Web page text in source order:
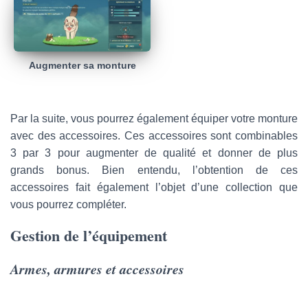
Augmenter sa monture
Par la suite, vous pourrez également équiper votre monture
avec des accessoires. Ces accessoires sont combinables
3 par 3 pour augmenter de qualité et donner de plus
grands bonus. Bien entendu, l’obtention de ces
accessoires fait également l’objet d’une collection que
vous pourrez compléter.
Gestion de l’équipement
Armes, armures et accessoires